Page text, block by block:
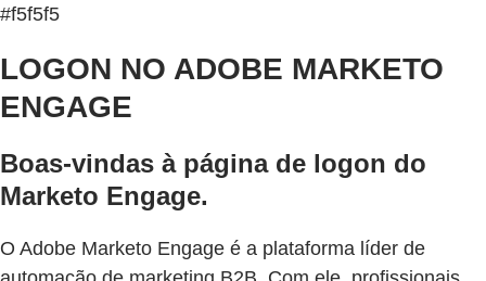
#f5f5f5
LOGON NO ADOBE MARKETO
ENGAGE
Boas-vindas à página de logon do
Marketo Engage.
O Adobe Marketo Engage é a plataforma líder de